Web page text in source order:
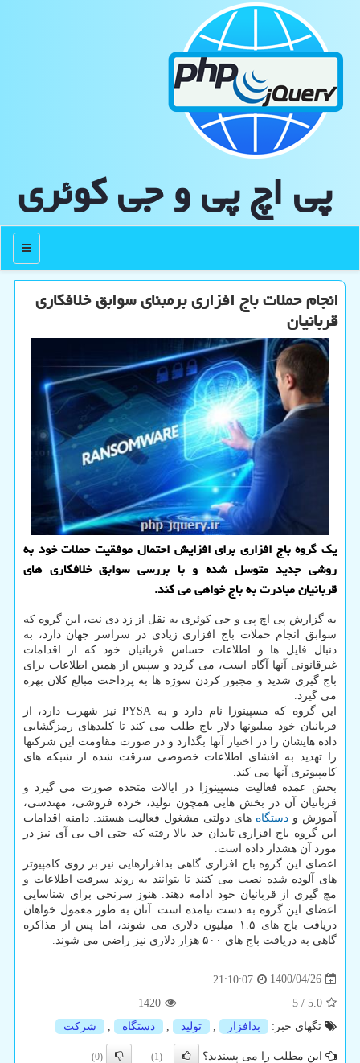
پی اچ پی و جی كوئری
منو
انجام حملات باج افزاری برمبنای سوابق خلافكاری
قربانیان
یک گروه باج افزاری برای افزایش احتمال موفقیت حملات خود به
روشی جدید متوسل شده و با بررسی سوابق خلافکاری های
قربانیان مبادرت به باج خواهی می کند.
به گزارش پی اچ پی و جی کوئری به نقل از زد دی نت، این گروه که
سوابق انجام حملات باج افزاری زیادی در سراسر جهان دارد، به
دنبال فایل ها و اطلاعات حساس قربانیان خود که از اقدامات
غیرقانونی آنها آگاه است، می گردد و سپس از همین اطلاعات برای
باج گیری شدید و مجبور کردن سوژه ها به پرداخت مبالغ کلان بهره
می گیرد.
این گروه که مسپینوزا نام دارد و به PYSA نیز شهرت دارد، از
قربانیان خود میلیونها دلار باج طلب می کند تا کلیدهای رمزگشایی
داده هایشان را در اختیار آنها بگذارد و در صورت مقاومت این شرکتها
را تهدید به افشای اطلاعات خصوصی سرقت شده از شبکه های
کامپیوتری آنها می کند.
بخش عمده فعالیت مسپینوزا در ایالات متحده صورت می گیرد و
قربانیان آن در بخش هایی همچون تولید، خرده فروشی، مهندسی،
آموزش و دستگاه های دولتی مشغول فعالیت هستند. دامنه اقدامات
این گروه باج افزاری تابدان حد بالا رفته که حتی اف بی آی نیز در
مورد آن هشدار داده است.
اعضای این گروه باج افزاری گاهی بدافزارهایی نیز بر روی کامپیوتر
های آلوده شده نصب می کنند تا بتوانند به روند سرقت اطلاعات و
مچ گیری از قربانیان خود ادامه دهند. هنوز سرنخی برای شناسایی
اعضای این گروه به دست نیامده است. آنان به طور معمول خواهان
دریافت باج های ۱.۵ میلیون دلاری می شوند، اما پس از مذاکره
گاهی به دریافت باج های ۵۰۰ هزار دلاری نیز راضی می شوند.
1400/04/26
21:10:07
5.0
/
5
1420
تگهای خبر:
بدافزار , تولید , دستگاه , شركت
این مطلب را می پسندید؟ (1)
(0)